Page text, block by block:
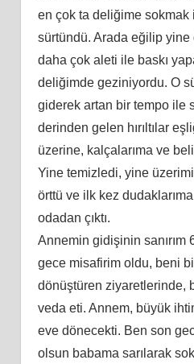
en çok ta deliğime sokmak
sürtündü. Arada eğilip
daha çok aleti ile baskı
deliğimde geziniyordu. O
giderek artan bir tempo ile
derinden gelen hırıltılar
üzerine, kalçalarıma ve
Yine temizledi, yine
örttü ve ilk kez
odadan çıktı.
Annemin gidişinin sanırım
gece misafirim oldu, beni
dönüştüren ziyaretlerinde,
veda eti. Annem, büyük
eve dönecekti. Ben son
olsun babama sarılarak